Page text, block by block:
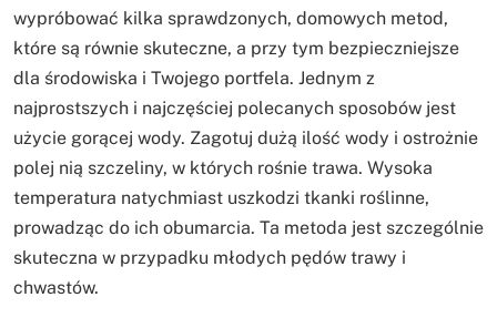
wypróbować kilka sprawdzonych, domowych metod,
które są równie skuteczne, a przy tym bezpieczniejsze
dla środowiska i Twojego portfela. Jednym z
najprostszych i najczęściej polecanych sposobów jest
użycie gorącej wody. Zagotuj dużą ilość wody i ostrożnie
polej nią szczeliny, w których rośnie trawa. Wysoka
temperatura natychmiast uszkodzi tkanki roślinne,
prowadząc do ich obumarcia. Ta metoda jest szczególnie
skuteczna w przypadku młodych pędów trawy i
chwastów.